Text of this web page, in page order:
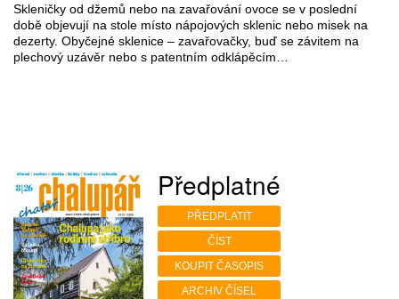
Skleničky od džemů nebo na zavařování ovoce se v poslední
době objevují na stole místo nápojových sklenic nebo misek na
dezerty. Obyčejné sklenice – zavařovačky, buď se závitem na
plechový uzávěr nebo s patentním odklápěcím…
Předplatné
PŘEDPLATIT
ČÍST
KOUPIT ČASOPIS
ARCHIV ČÍSEL